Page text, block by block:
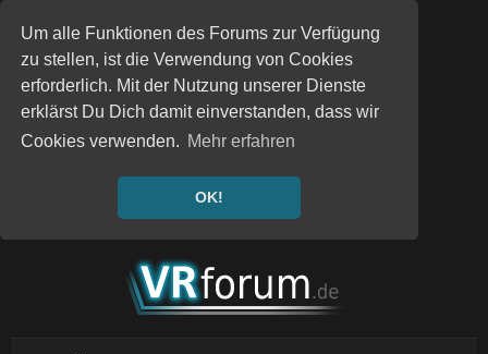
Um alle Funktionen des Forums zur Verfügung
zu stellen, ist die Verwendung von Cookies
erforderlich. Mit der Nutzung unserer Dienste
erklärst Du Dich damit einverstanden, dass wir
Cookies verwenden. Mehr erfahren
OK!